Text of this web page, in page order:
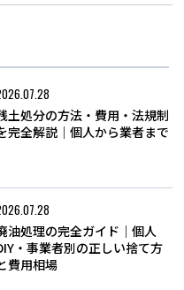
土処分の方法・費用・法規制
完全解説｜個人から業者まで
油処理の完全ガイド｜個人
・事業者別の正しい捨て方
費用相場